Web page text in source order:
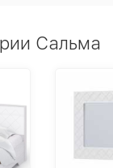
Сальма